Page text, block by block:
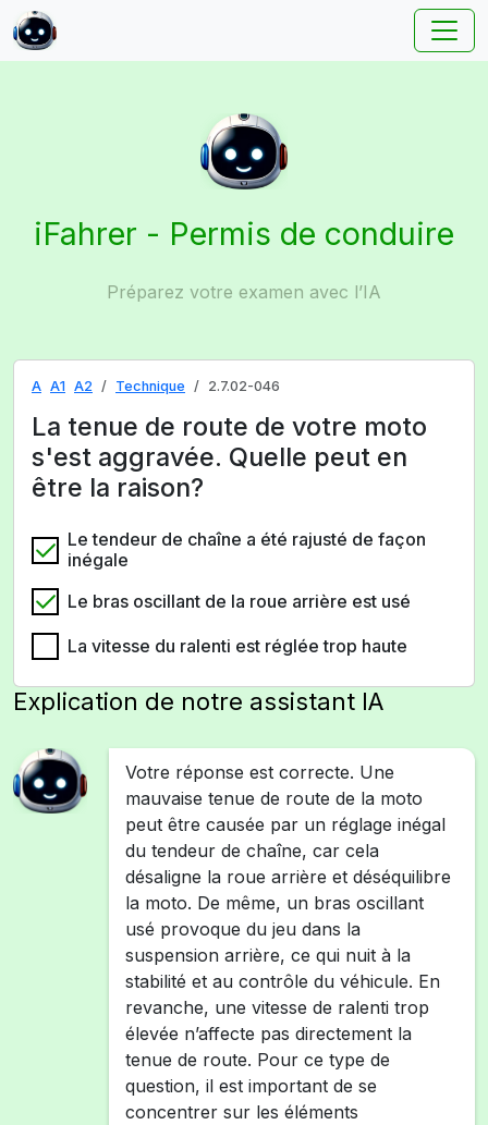
iFahrer - Permis de conduire
Préparez votre examen avec l’IA
A A1 A2 Technique 2.7.02-046
La tenue de route de votre moto
s'est aggravée. Quelle peut en
être la raison?
Le tendeur de chaîne a été rajusté de façon
inégale
Le bras oscillant de la roue arrière est usé
La vitesse du ralenti est réglée trop haute
Explication de notre assistant IA
Votre réponse est correcte. Une
mauvaise tenue de route de la moto
peut être causée par un réglage inégal
du tendeur de chaîne, car cela
désaligne la roue arrière et déséquilibre
la moto. De même, un bras oscillant
usé provoque du jeu dans la
suspension arrière, ce qui nuit à la
stabilité et au contrôle du véhicule. En
revanche, une vitesse de ralenti trop
élevée n’affecte pas directement la
tenue de route. Pour ce type de
question, il est important de se
concentrer sur les éléments